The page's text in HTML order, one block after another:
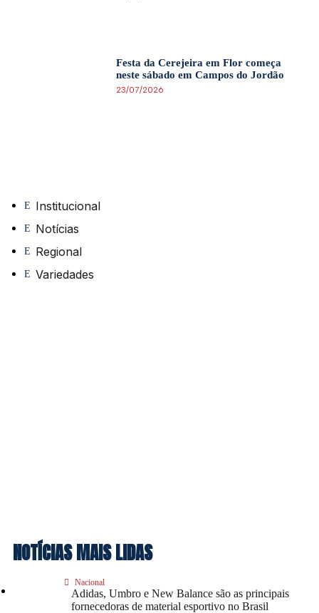
Festa da Cerejeira em Flor começa
neste sábado em Campos do Jordão
23/07/2026
Institucional
Notícias
Regional
Variedades
NOTÍCIAS MAIS LIDAS
Nacional
Adidas, Umbro e New Balance são as principais
fornecedoras de material esportivo no Brasil